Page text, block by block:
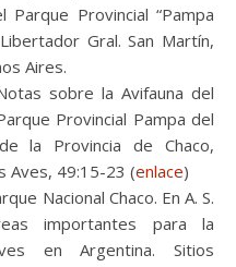
Provincial “Pampa
Gral. San Martín,
Aires.
sobre la Avifauna del
Provincial Pampa del
la Provincia de Chaco,
Aves, 49:15-23 (enlace)
Nacional Chaco. En A. S.
importantes para la
en Argentina. Sitios